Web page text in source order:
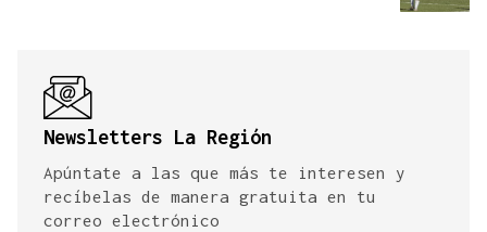
Newsletters La Región
Apúntate a las que más te interesen y
recíbelas de manera gratuita en tu
correo electrónico